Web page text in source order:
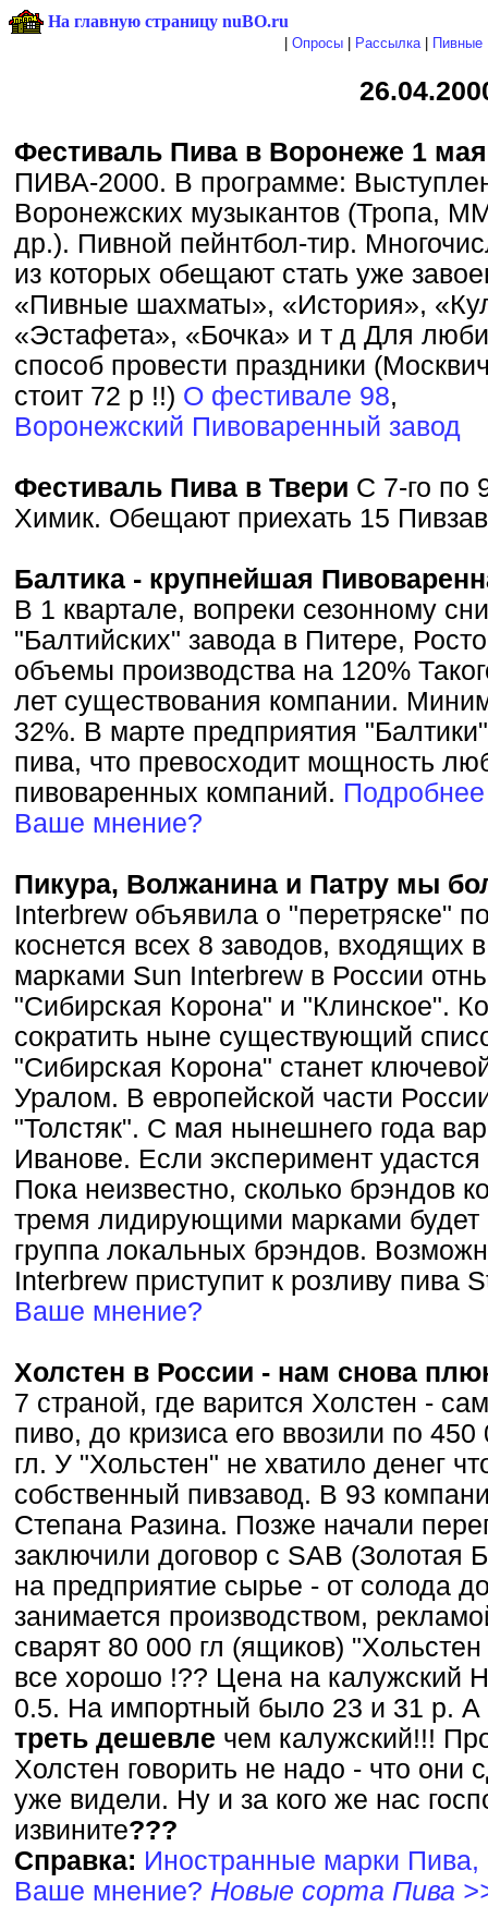
На главную страницу nuBO.ru
Опросы| Рассылка| Пивные
Фестиваль Пива в Воронеже 1 мая
ПИВА-2000. В программе:
Воронежских музыкантов (Тропа,
др.). Пивной пейнтбол-тир.
из которых обещают стать уже
«Пивные шахматы», «История»,
«Эстафета», «Бочка» и т д Для
способ провести праздники
стоит 72 р !!) О фестивале 98,
Воронежский Пивоваренный завод
Фестиваль Пива в Твери С 7-го по
Химик. Обещают приехать 15
Балтика - крупнейшая
В 1 квартале, вопреки сезонному
"Балтийских" завода в Питере,
объемы производства на 120%
лет существования компании.
32%. В марте предприятия
пива, что превосходит мощность
пивоваренных компаний.
Ваше мнение?
Пикура, Волжанина и Патру мы
Interbrew объявила о "перетряске"
коснется всех 8 заводов, входящих
марками Sun Interbrew в России
"Сибирская Корона" и "Клинское".
сократить ныне существующий
"Сибирская Корона" станет
Уралом. В европейской части
"Толстяк". С мая нынешнего года
Иванове. Если эксперимент
Пока неизвестно, сколько брэндов
тремя лидирующими марками будет
группа локальных брэндов.
Interbrew приступит к розливу пива
Ваше мнение?
Холстен в России - нам снова
7 страной, где варится Холстен -
пиво, до кризиса его ввозили по 450
гл. У "Хольстен" не хватило денег
собственный пивзавод. В 93
Степана Разина. Позже начали
заключили договор с SAB (Золотая
на предприятие сырье - от солода
занимается производством,
сварят 80 000 гл (ящиков)
все хорошо !?? Цена на калужский
0.5. На импортный было 23 и 31 р. А
треть дешевле чем калужский!!!
Холстен говорить не надо - что
уже видели. Ну и за кого же нас
извините???
Справка: Иностранные марки Пива,
Ваше мнение? Новые сорта Пива